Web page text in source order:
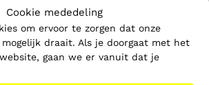
Cookie mededeling
om ervoor te zorgen dat onze
draait. Als je doorgaat met het
gaan we er vanuit dat je
-70%